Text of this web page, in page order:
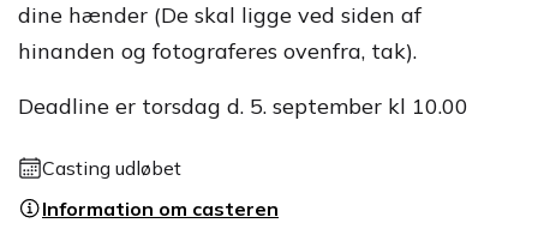
dine hænder (De skal ligge ved siden af
hinanden og fotograferes ovenfra, tak).
Deadline er torsdag d. 5. september kl 10.00
Casting udløbet
Information om casteren